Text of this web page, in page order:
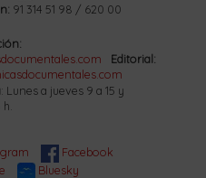
91 314 51 98 / 620 00
Editorial:
: Lunes a jueves 9 a 15 y
Facebook
Bluesky